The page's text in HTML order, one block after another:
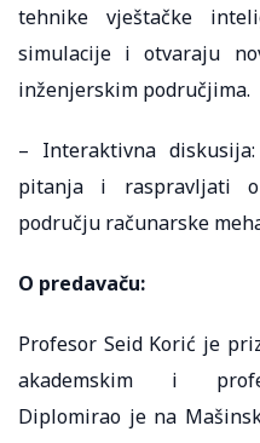
tehnike vještačke
simulacije i otvaraju
inženjerskim područjima.
– Interaktivna
pitanja i raspravljati
području računarske
O predavaču:
Profesor Seid Korić je
akademskim i
Diplomirao je na